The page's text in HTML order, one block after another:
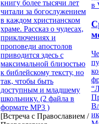
книгу более тысячи лет
читали за богослужением
в каждом христианском
храме. Рассказ о чудесах,
приключениях и
проповеди апостолов
приводится здесь с
максимальной близостью
к библейскому тексту, но
так, чтобы быть
доступным и младшему
школьнику. (2 файла в
формате МР3 )
[Встреча с Православием /
в